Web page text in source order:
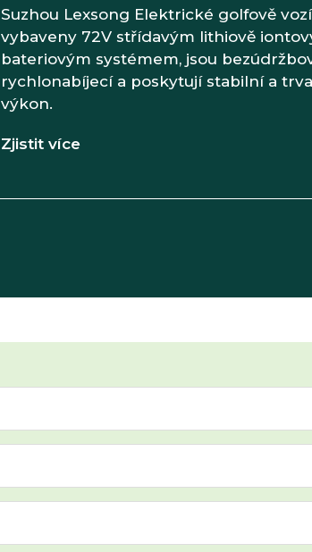
Suzhou Lexsong Elektrické golfově
vybaveny 72V střídavým lithiově
bateriovým systémem, jsou
rychlonabíjecí a poskytují stabilní a
výkon.
Zjistit více